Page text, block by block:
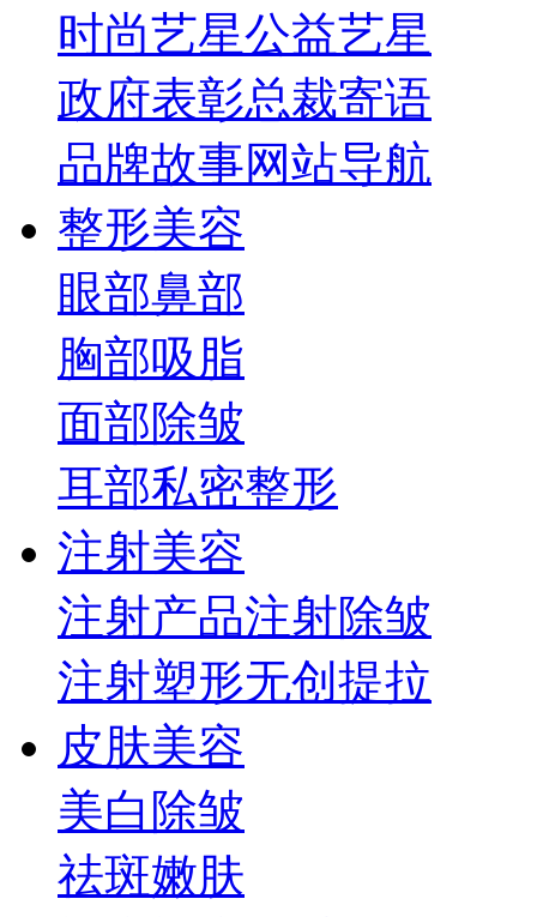
时尚艺星公益艺星
政府表彰总裁寄语
品牌故事网站导航
整形美容
眼部鼻部
胸部吸脂
面部除皱
耳部私密整形
注射美容
注射产品注射除皱
注射塑形无创提拉
皮肤美容
美白 除皱
祛斑嫩肤